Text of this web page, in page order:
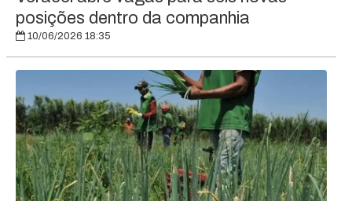
posições dentro da companhia
10/06/2026 18:35